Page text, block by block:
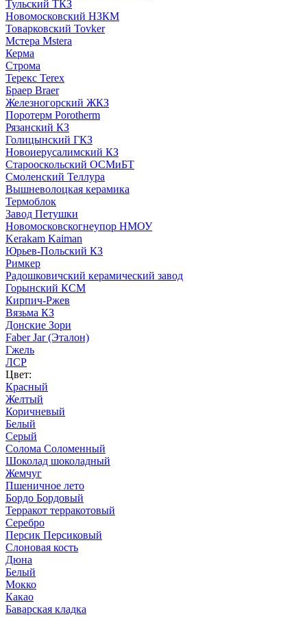
Тульский ТКЗ
Новомосковский НЗКМ
Товарковский Tovker
Мстера Mstera
Керма
Строма
Терекс Terex
Браер Braer
Железногорский ЖКЗ
Поротерм Porotherm
Рязанский КЗ
Голицынский ГКЗ
Новоиерусалимский КЗ
Старооскольский ОСМиБТ
Смоленский Теллура
Вышневолоцкая керамика
Термоблок
Завод Петушки
Новомосковскогнеупор НМОУ
Kerakam Kaiman
Юрьев-Польский КЗ
Римкер
Радошковичский керамический завод
Горынский КСМ
Кирпич-Ржев
Вязьма КЗ
Донские Зори
Faber Jar (Эталон)
Гжель
ЛСР
Цвет:
Красный
Желтый
Коричневый
Белый
Серый
Солома Соломенный
Шоколад шоколадный
Жемчуг
Пшеничное лето
Бордо Бордовый
Терракот терракотовый
Серебро
Персик Персиковый
Слоновая кость
Дюна
Белый
Мокко
Какао
Баварская кладка